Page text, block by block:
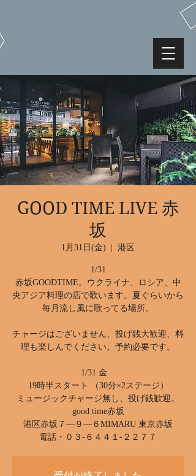
GOOD TIME LIVE 赤
坂
1月31日(金) 港区
1/31
赤坂GOODTIME。ウクライナ、ロシア、中
央アジア料理の店で歌います。夏ぐらいから
毎月流し風に歌ってる場所。
チャージはございません、投げ銭大歓迎、料
理も楽しんでください。予約必要です。
1/31 金
19時半スタート （30分×2ステージ）
ミュージックチャージ無し、投げ銭歓迎。
good time赤坂
港区赤坂７―９―６MIMARU 東京赤坂
電話・０３-６４４１-２２７７